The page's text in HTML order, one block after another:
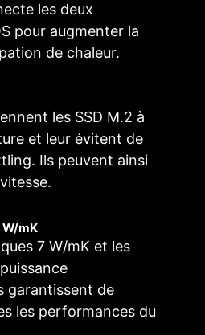
les deux
pour augmenter la
de chaleur.
les SSD M.2 à
et leur évitent de
Ils peuvent ainsi
W/mK
7 W/mK et les
garantissent de
les performances du
totalement
garantit au courant
d'être plus rapide et
du processeur
plus précise, ce qui est
pour
CONNECTEURS
deux connecteurs
à 8 broches
l'alimentation
processeur multicœur.
CORE
de prendre en charge
multicœurs,
technologie offre les
possibles pour